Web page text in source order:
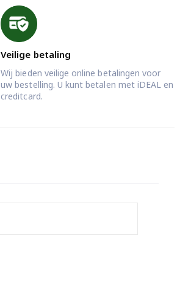
Veilige betaling
Wij bieden veilige online betalingen voor
uw bestelling. U kunt betalen met iDEAL en
creditcard.